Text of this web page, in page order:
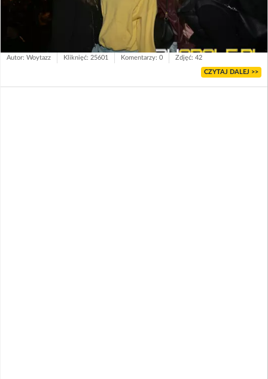
Autor: Woytazz Kliknięć: 25601 Komentarzy: 0 Zdjęć: 42
CZYTAJ DALEJ >>